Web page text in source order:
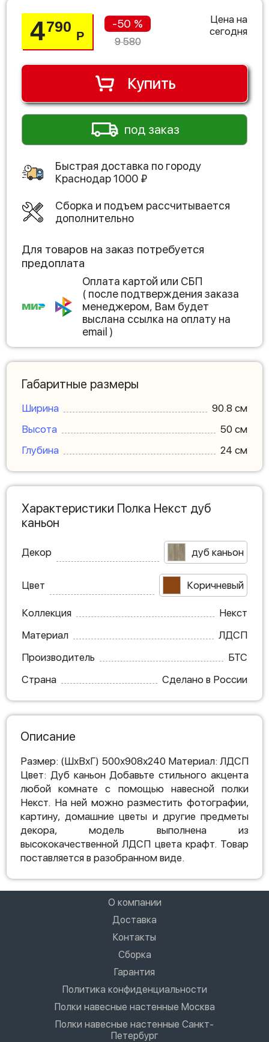
4790
Р
-50 %
9 580
Цена на
сегодня
Купить
под заказ
Быстрая доставка по городу
Краснодар1000 ₽
Сборка и подъем рассчитывается
дополнительно
Для товаров на заказ потребуется
предоплата
Оплата картой или СБП
( после подтверждения заказа
менеджером, Вам будет
выслана ссылка на оплату на
email )
Габаритные размеры
Ширина
90.8 см
Высота
50 см
Глубина
24 см
Характеристики Полка Некст дуб
каньон
Декор дуб каньон
Цвет Коричневый
Коллекция
Некст
Материал
ЛДСП
Производитель
БТС
Страна
Сделано в России
Описание
Размер: (ШхВхГ) 500х908х240 Материал: ЛДСП
Цвет: Дуб каньон Добавьте стильного акцента
любой комнате с помощью навесной полки
Некст. На ней можно разместить фотографии,
картину, домашние цветы и другие предметы
декора, модель выполнена из
высококачественной ЛДСП цвета крафт. Товар
поставляется в разобранном виде.
О компании
Доставка
Контакты
Сборка
Гарантия
Политика конфиденциальности
Полки навесные настенные Москва
Полки навесные настенные Санкт-
Петербург